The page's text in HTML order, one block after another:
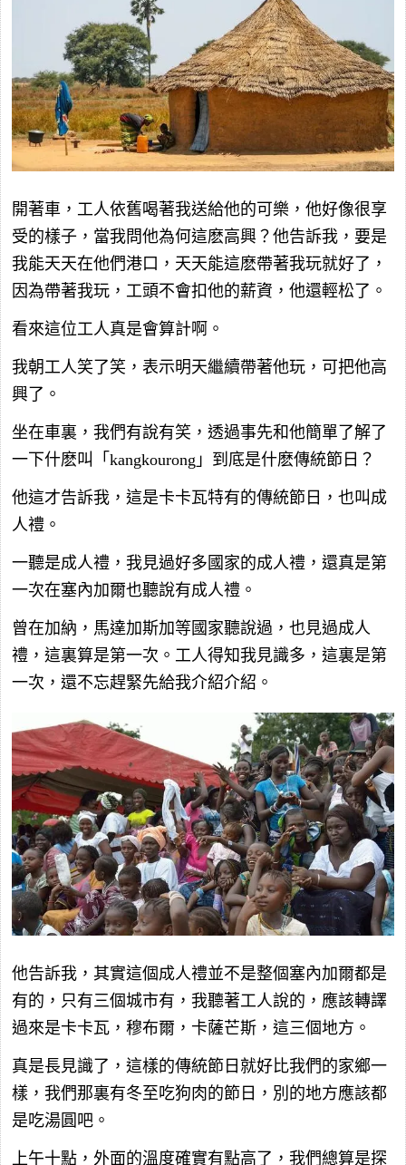
開著車，工人依舊喝著我送給他的可樂，他好像很享
受的樣子，當我問他為何這麽高興？他告訴我，要是
我能天天在他們港口，天天能這麽帶著我玩就好了，
因為帶著我玩，工頭不會扣他的薪資，他還輕松了。
看來這位工人真是會算計啊。
我朝工人笑了笑，表示明天繼續帶著他玩，可把他高
興了。
坐在車裏，我們有說有笑，透過事先和他簡單了解了
一下什麽叫「kangkourong」到底是什麽傳統節日？
他這才告訴我，這是卡卡瓦特有的傳統節日，也叫成
人禮。
一聽是成人禮，我見過好多國家的成人禮，還真是第
一次在塞內加爾也聽說有成人禮。
曾在加納，馬達加斯加等國家聽說過，也見過成人
禮，這裏算是第一次。工人得知我見識多，這裏是第
一次，還不忘趕緊先給我介紹介紹。
他告訴我，其實這個成人禮並不是整個塞內加爾都是
有的，只有三個城市有，我聽著工人說的，應該轉譯
過來是卡卡瓦，穆布爾，卡薩芒斯，這三個地方。
真是長見識了，這樣的傳統節日就好比我們的家鄉一
樣，我們那裏有冬至吃狗肉的節日，別的地方應該都
是吃湯圓吧。
上午十點，外面的溫度確實有點高了，我們總算是探